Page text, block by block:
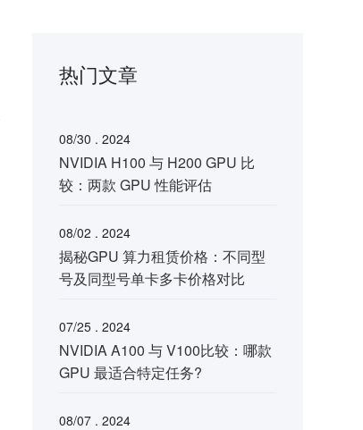
热门文章
08/30 . 2024
NVIDIA H100 与 H200 GPU 比
较：两款 GPU 性能评估
08/02 . 2024
揭秘GPU 算力租赁价格：不同型
号及同型号单卡多卡价格对比
07/25 . 2024
NVIDIA A100 与 V100比较：哪款
GPU 最适合特定任务?
08/07 . 2024